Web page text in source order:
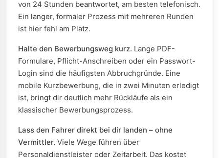
von 24 Stunden beantwortet, am besten telefonisch.
Ein langer, formaler Prozess mit mehreren Runden
ist hier fehl am Platz.
Halte den Bewerbungsweg kurz. Lange PDF-
Formulare, Pflicht-Anschreiben oder ein Passwort-
Login sind die häufigsten Abbruchgründe. Eine
mobile Kurzbewerbung, die in zwei Minuten erledigt
ist, bringt dir deutlich mehr Rückläufe als ein
klassischer Bewerbungsprozess.
Lass den Fahrer direkt bei dir landen – ohne
Vermittler. Viele Wege führen über
Personaldienstleister oder Zeitarbeit. Das kostet